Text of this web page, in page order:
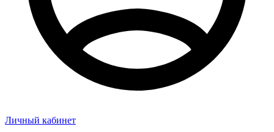
Личный кабинет